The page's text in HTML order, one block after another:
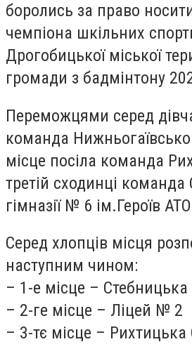
боролись за право
чемпіона шкільних
Дрогобицької міської
громади з бадмінтону
Переможцями серед
команда
місце посіла команда
третій сходинці команда
гімназії № 6 ім.Героїв
Серед хлопців місця
наступним чином:
– 1-е місце –
– 2-ге місце – Ліцей № 2
– 3-тє місце –